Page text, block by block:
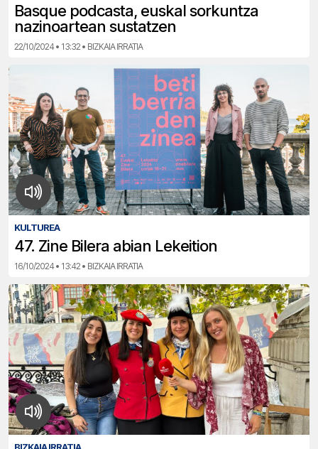
Basque podcasta, euskal sorkuntza
nazinoartean sustatzen
22/10/2024 • 13:32 • BIZKAIA IRRATIA
KULTUREA
47. Zine Bilera abian Lekeition
16/10/2024 • 13:42 • BIZKAIA IRRATIA